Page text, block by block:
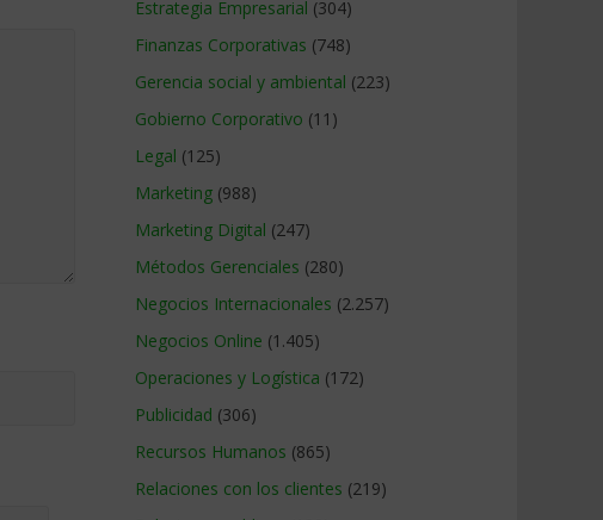
Estrategia Empresarial (304)
Finanzas Corporativas (748)
Gerencia social y ambiental (223)
Gobierno Corporativo (11)
Legal (125)
Marketing (988)
Marketing Digital (247)
Métodos Gerenciales (280)
Negocios Internacionales (2.257)
Negocios Online (1.405)
Operaciones y Logística (172)
Publicidad (306)
Recursos Humanos (865)
Relaciones con los clientes (219)